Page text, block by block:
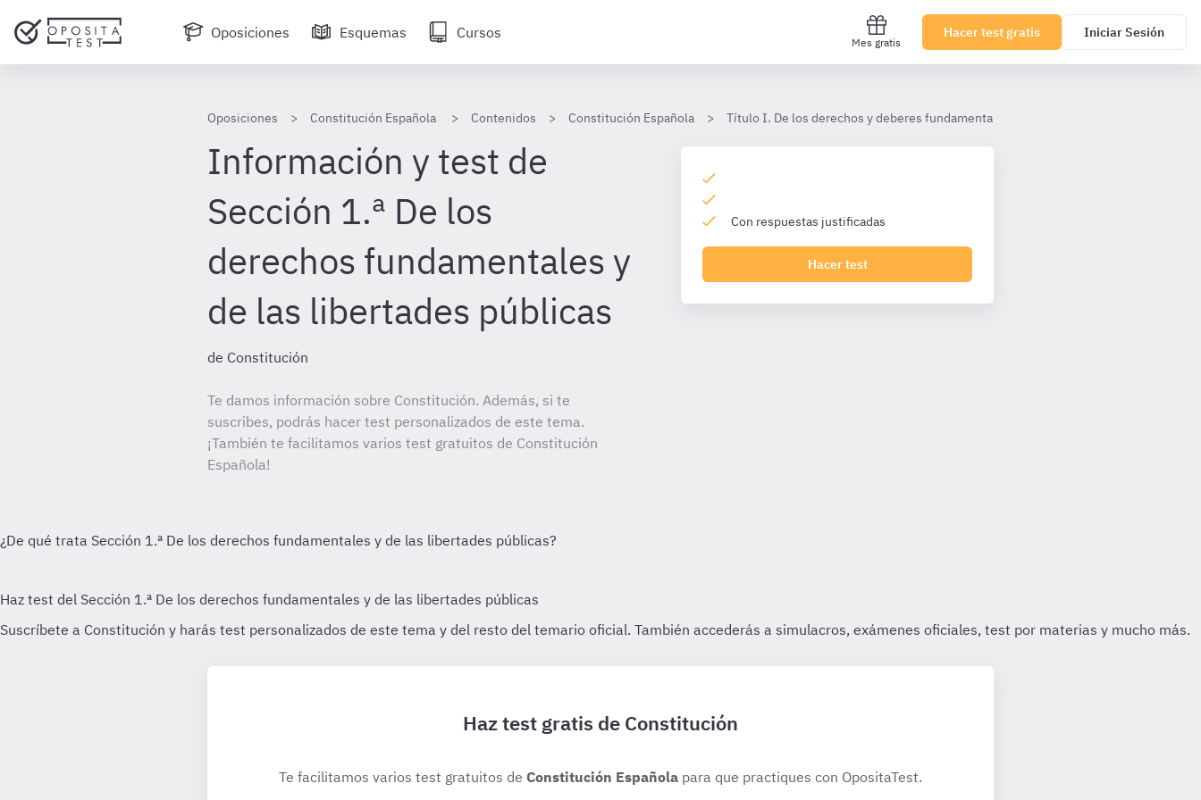
Oposiciones Esquemas Cursos
Mes gratis
Hacer test gratis Iniciar Sesión
Oposiciones Constitución Española Contenidos Constitución Española Título I. De los derechos y deberes fundamentales.
Información y test de
Sección 1.ª De los
derechos fundamentales y
de las libertades públicas
de Constitución
Te damos información sobre Constitución. Además, si te
suscribes, podrás hacer test personalizados de este tema.
¡También te facilitamos varios test gratuitos de Constitución
Española!
Con respuestas justificadas
Hacer test
Haz test gratis de Constitución
Te facilitamos varios test gratuitos de Constitución Española para que practiques con OpositaTest.